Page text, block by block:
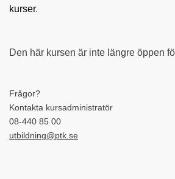
kurser.
Den här kursen är inte längre öppen
Frågor?
Kontakta kursadministratör
08-440 85 00
utbildning@ptk.se